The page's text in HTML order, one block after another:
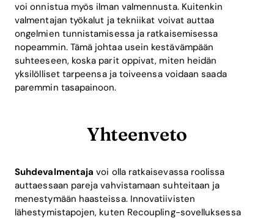
voi onnistua myös ilman valmennusta. Kuitenkin
valmentajan työkalut ja tekniikat voivat auttaa
ongelmien tunnistamisessa ja ratkaisemisessa
nopeammin. Tämä johtaa usein kestävämpään
suhteeseen, koska parit oppivat, miten heidän
yksilölliset tarpeensa ja toiveensa voidaan saada
paremmin tasapainoon.
Yhteenveto
Suhdevalmentaja voi olla ratkaisevassa roolissa
auttaessaan pareja vahvistamaan suhteitaan ja
menestymään haasteissa. Innovatiivisten
lähestymistapojen, kuten Recoupling-sovelluksessa